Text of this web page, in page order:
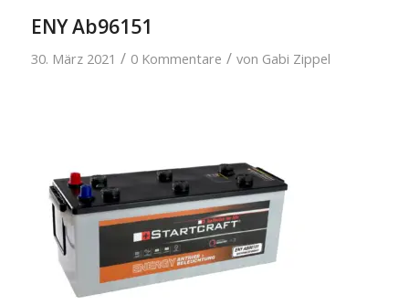
ENY Ab96151
30. März 2021 / 0 Kommentare / von Gabi Zippel